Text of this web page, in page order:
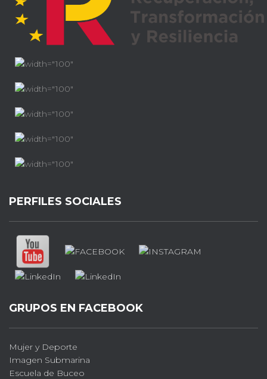
PERFILES SOCIALES
GRUPOS EN FACEBOOK
Mujer y Deporte
Imagen Submarina
Escuela de Buceo